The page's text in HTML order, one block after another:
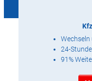
Wechseln
24-
91%